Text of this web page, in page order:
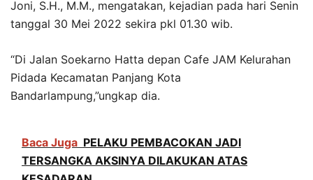
Joni, S.H., M.M., mengatakan, kejadian pada hari Senin
tanggal 30 Mei 2022 sekira pkl 01.30 wib.
“Di Jalan Soekarno Hatta depan Cafe JAM Kelurahan
Pidada Kecamatan Panjang Kota
Bandarlampung,”ungkap dia.
Baca Juga PELAKU PEMBACOKAN JADI
TERSANGKA AKSINYA DILAKUKAN ATAS